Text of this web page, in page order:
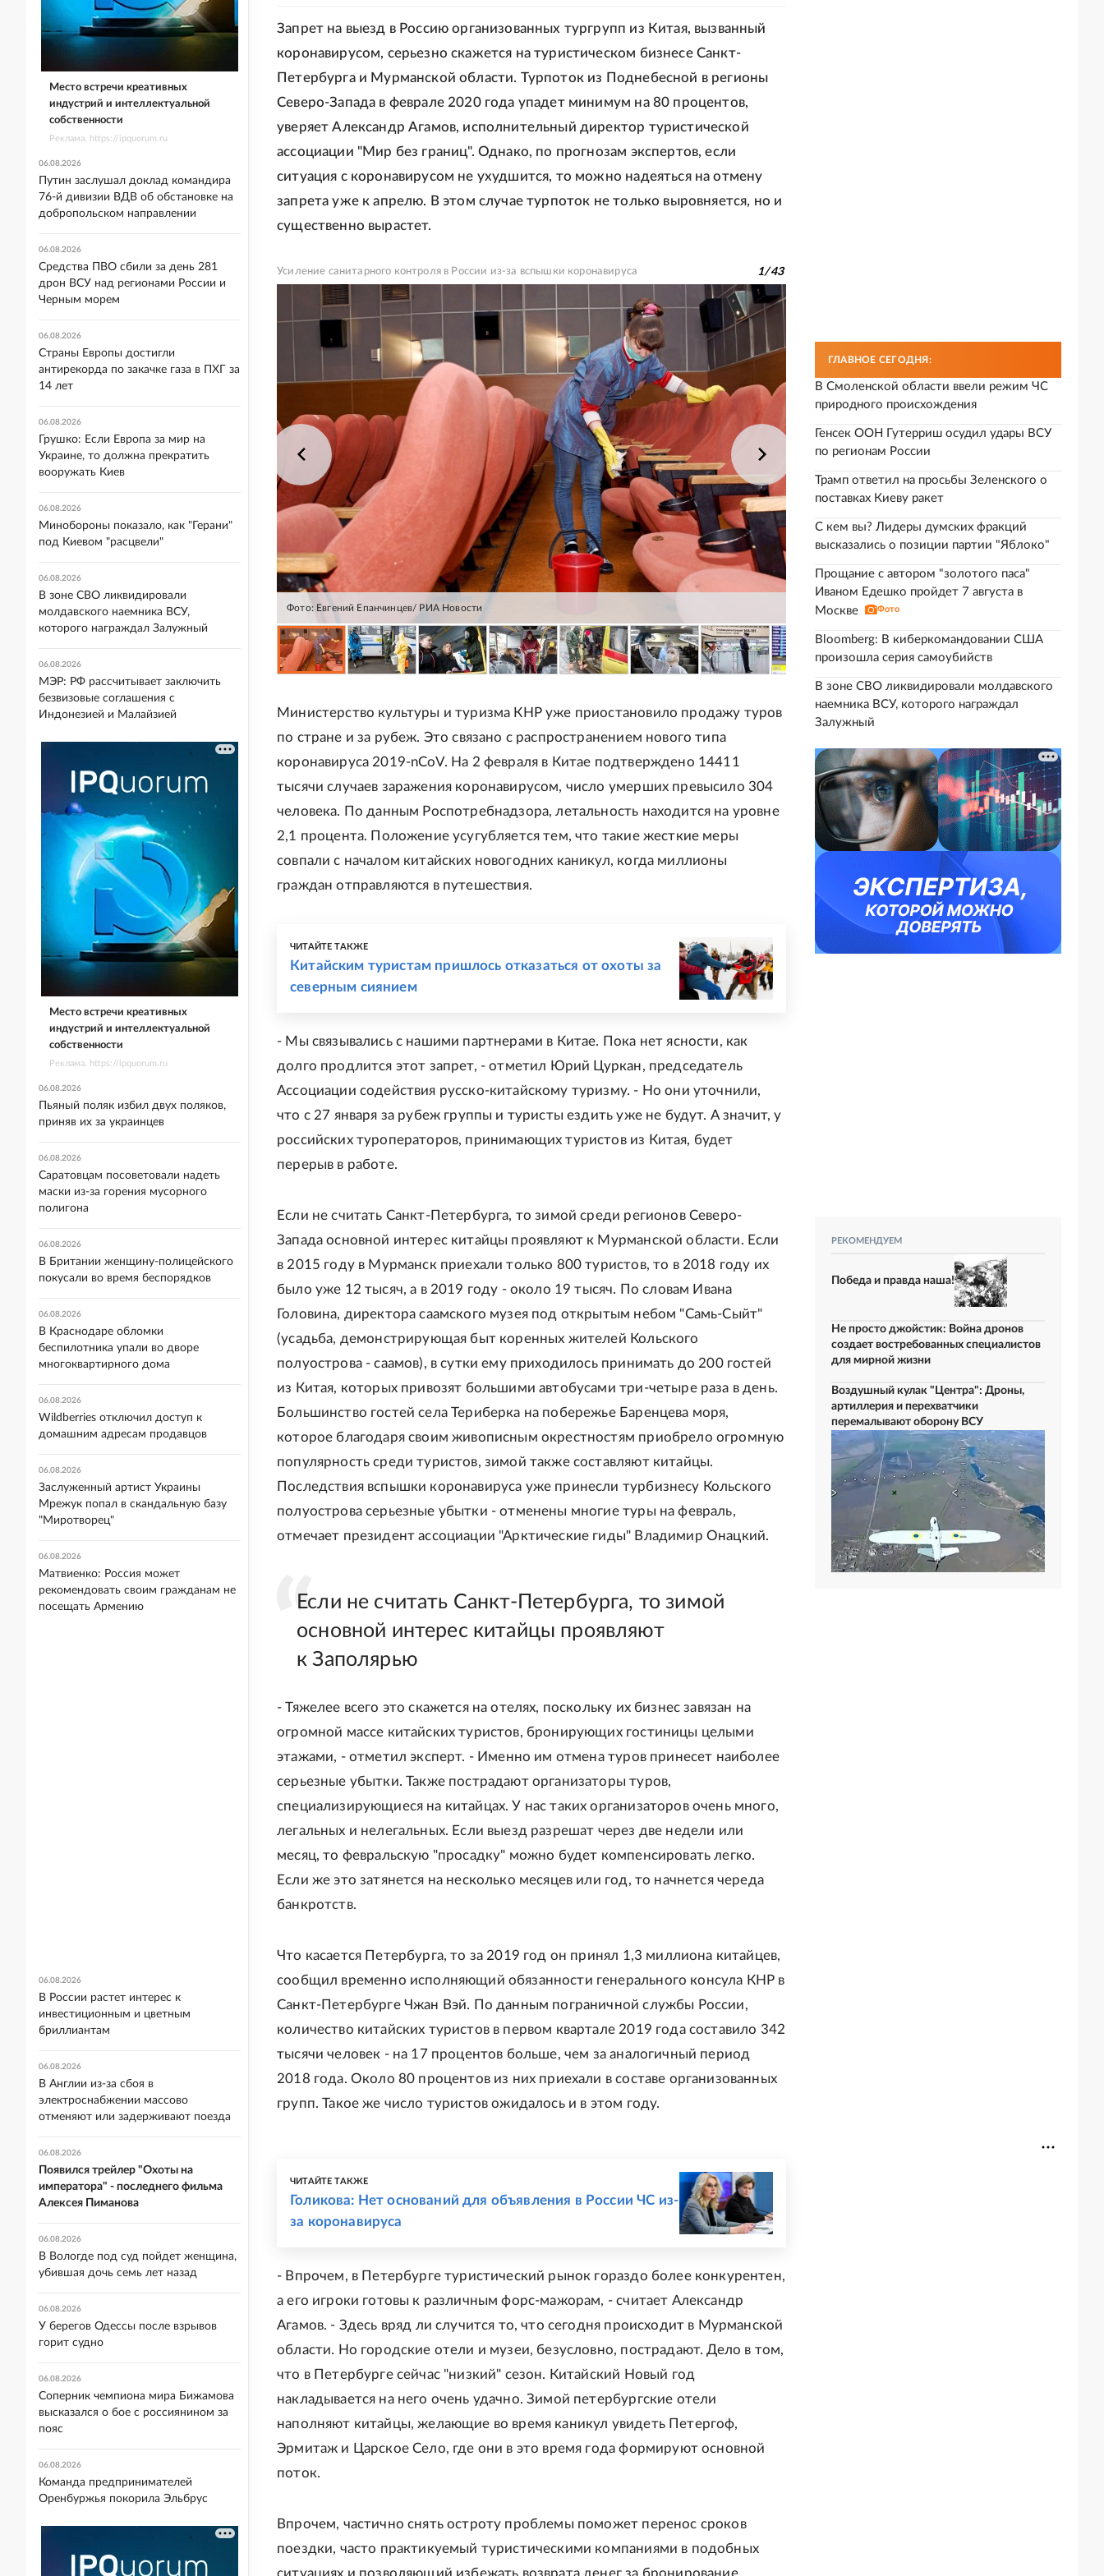
Запрет на выезд в Россию организованных тургрупп из Китая, вызванный
коронавирусом, серьезно скажется на туристическом бизнесе Санкт-
Петербурга и Мурманской области. Турпоток из Поднебесной в регионы
Северо-Запада в феврале 2020 года упадет минимум на 80 процентов,
уверяет Александр Агамов, исполнительный директор туристической
ассоциации "Мир без границ". Однако, по прогнозам экспертов, если
ситуация с коронавирусом не ухудшится, то можно надеяться на отмену
запрета уже к апрелю. В этом случае турпоток не только выровняется, но и
существенно вырастет.
Усиление санитарного контроля в России из-за вспышки коронавируса 1/43
Фото: Евгений Епанчинцев/ РИА Новости
Министерство культуры и туризма КНР уже приостановило продажу туров
по стране и за рубеж. Это связано с распространением нового типа
коронавируса 2019-nCoV. На 2 февраля в Китае подтверждено 14411
тысячи случаев заражения коронавирусом, число умерших превысило 304
человека. По данным Роспотребнадзора, летальность находится на уровне
2,1 процента. Положение усугубляется тем, что такие жесткие меры
совпали с началом китайских новогодних каникул, когда миллионы
граждан отправляются в путешествия.
ЧИТАЙТЕ ТАКЖЕ
Китайским туристам пришлось отказаться от охоты за
северным сиянием
- Мы связывались с нашими партнерами в Китае. Пока нет ясности, как
долго продлится этот запрет, - отметил Юрий Цуркан, председатель
Ассоциации содействия русско-китайскому туризму. - Но они уточнили,
что с 27 января за рубеж группы и туристы ездить уже не будут. А значит, у
российских туроператоров, принимающих туристов из Китая, будет
перерыв в работе.
Если не считать Санкт-Петербурга, то зимой среди регионов Северо-
Запада основной интерес китайцы проявляют к Мурманской области. Если
в 2015 году в Мурманск приехали только 800 туристов, то в 2018 году их
было уже 12 тысяч, а в 2019 году - около 19 тысяч. По словам Ивана
Головина, директора саамского музея под открытым небом "Самь-Сыйт"
(усадьба, демонстрирующая быт коренных жителей Кольского
полуострова - саамов), в сутки ему приходилось принимать до 200 гостей
из Китая, которых привозят большими автобусами три-четыре раза в день.
Большинство гостей села Териберка на побережье Баренцева моря,
которое благодаря своим живописным окрестностям приобрело огромную
популярность среди туристов, зимой также составляют китайцы.
Последствия вспышки коронавируса уже принесли турбизнесу Кольского
полуострова серьезные убытки - отменены многие туры на февраль,
отмечает президент ассоциации "Арктические гиды" Владимир Онацкий.
Если не считать Санкт-Петербурга, то зимой
основной интерес китайцы проявляют
к Заполярью
- Тяжелее всего это скажется на отелях, поскольку их бизнес завязан на
огромной массе китайских туристов, бронирующих гостиницы целыми
этажами, - отметил эксперт. - Именно им отмена туров принесет наиболее
серьезные убытки. Также пострадают организаторы туров,
специализирующиеся на китайцах. У нас таких организаторов очень много,
легальных и нелегальных. Если выезд разрешат через две недели или
месяц, то февральскую "просадку" можно будет компенсировать легко.
Если же это затянется на несколько месяцев или год, то начнется череда
банкротств.
Что касается Петербурга, то за 2019 год он принял 1,3 миллиона китайцев,
сообщил временно исполняющий обязанности генерального консула КНР в
Санкт-Петербурге Чжан Вэй. По данным пограничной службы России,
количество китайских туристов в первом квартале 2019 года составило 342
тысячи человек - на 17 процентов больше, чем за аналогичный период
2018 года. Около 80 процентов из них приехали в составе организованных
групп. Такое же число туристов ожидалось и в этом году.
ЧИТАЙТЕ ТАКЖЕ
Голикова: Нет оснований для объявления в России ЧС из-
за коронавируса
- Впрочем, в Петербурге туристический рынок гораздо более конкурентен,
а его игроки готовы к различным форс-мажорам, - считает Александр
Агамов. - Здесь вряд ли случится то, что сегодня происходит в Мурманской
области. Но городские отели и музеи, безусловно, пострадают. Дело в том,
что в Петербурге сейчас "низкий" сезон. Китайский Новый год
накладывается на него очень удачно. Зимой петербургские отели
наполняют китайцы, желающие во время каникул увидеть Петергоф,
Эрмитаж и Царское Село, где они в это время года формируют основной
поток.
Впрочем, частично снять остроту проблемы поможет перенос сроков
поездки, часто практикуемый туристическими компаниями в подобных
ГЛАВНОЕ СЕГОДНЯ:
В Смоленской области ввели режим ЧС
природного происхождения
Генсек ООН Гутерриш осудил удары ВСУ
по регионам России
Трамп ответил на просьбы Зеленского о
поставках Киеву ракет
С кем вы? Лидеры думских фракций
высказались о позиции партии "Яблоко"
Прощание с автором "золотого паса"
Иваном Едешко пройдет 7 августа в
Москве
Фото
Bloomberg: В киберкомандовании США
произошла серия самоубийств
В зоне СВО ликвидировали молдавского
наемника ВСУ, которого награждал
Залужный
РЕКОМЕНДУЕМ
Победа и правда наша!
Не просто джойстик: Война дронов
создает востребованных специалистов
для мирной жизни
Воздушный кулак "Центра": Дроны,
артиллерия и перехватчики
перемалывают оборону ВСУ
Место встречи креативных
индустрий и интеллектуальной
собственности
Реклама. https://ipquorum.ru
06.08.2026
Путин заслушал доклад командира
76-й дивизии ВДВ об обстановке на
добропольском направлении
06.08.2026
Средства ПВО сбили за день 281
дрон ВСУ над регионами России и
Черным морем
06.08.2026
Страны Европы достигли
антирекорда по закачке газа в ПХГ за
14 лет
06.08.2026
Грушко: Если Европа за мир на
Украине, то должна прекратить
вооружать Киев
06.08.2026
Минобороны показало, как "Герани"
под Киевом "расцвели"
06.08.2026
В зоне СВО ликвидировали
молдавского наемника ВСУ,
которого награждал Залужный
06.08.2026
МЭР: РФ рассчитывает заключить
безвизовые соглашения с
Индонезией и Малайзией
Место встречи креативных
индустрий и интеллектуальной
собственности
Реклама. https://ipquorum.ru
06.08.2026
Пьяный поляк избил двух поляков,
приняв их за украинцев
06.08.2026
Саратовцам посоветовали надеть
маски из-за горения мусорного
полигона
06.08.2026
В Британии женщину-полицейского
покусали во время беспорядков
06.08.2026
В Краснодаре обломки
беспилотника упали во дворе
многоквартирного дома
06.08.2026
Wildberries отключил доступ к
домашним адресам продавцов
06.08.2026
Заслуженный артист Украины
Мрежук попал в скандальную базу
"Миротворец"
06.08.2026
Матвиенко: Россия может
рекомендовать своим гражданам не
посещать Армению
06.08.2026
В России растет интерес к
инвестиционным и цветным
бриллиантам
06.08.2026
В Англии из-за сбоя в
электроснабжении массово
отменяют или задерживают поезда
06.08.2026
Появился трейлер "Охоты на
императора" - последнего фильма
Алексея Пиманова
06.08.2026
В Вологде под суд пойдет женщина,
убившая дочь семь лет назад
06.08.2026
У берегов Одессы после взрывов
горит судно
06.08.2026
Соперник чемпиона мира Бижамова
высказался о бое с россиянином за
пояс
06.08.2026
Команда предпринимателей
Оренбуржья покорила Эльбрус